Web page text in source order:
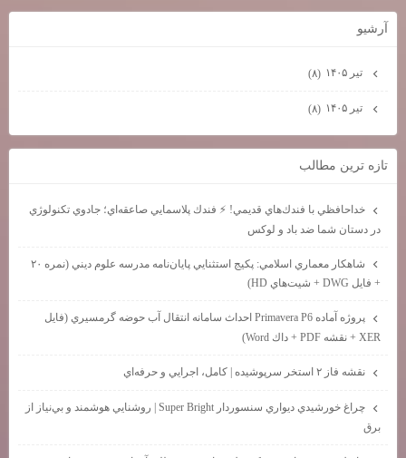
آرشيو
تیر ۱۴۰۵ (۸)
تیر ۱۴۰۵ (۸)
تازه ترين مطالب
خداحافظي با فندك‌هاي قديمي! ⚡ فندك پلاسمايي صاعقه‌اي؛ جادوي تكنولوژي
در دستان شما ضد باد و لوكس
شاهكار معماري اسلامي: پكيج استثنايي پايان‌نامه مدرسه علوم ديني (نمره ۲۰
+ فايل DWG + شيت‌هاي HD)
پروژه آماده Primavera P6 احداث سامانه انتقال آب حوضه گرمسيري (فايل
XER + نقشه PDF + داك Word)
نقشه فاز ۲ استخر سرپوشيده | كامل، اجرايي و حرفه‌اي
چراغ خورشيدي ديواري سنسوردار Super Bright | روشنايي هوشمند و بي‌نياز از
برق